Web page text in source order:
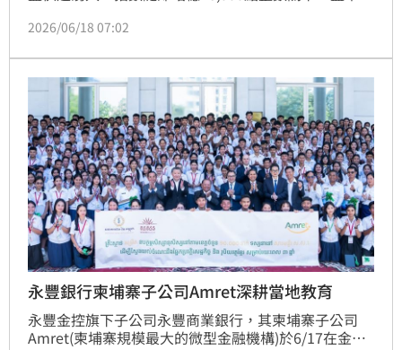
587.81點、漲幅1.28%。投信今反手調節、賣超56.42
（2890）創歷史新高價，投信和外資共掃了合計共4萬
6155張。
2026/06/18 07:02
永豐銀行柬埔寨子公司Amret深耕當地教育
永豐金控旗下子公司永豐商業銀行，其柬埔寨子公司
Amret(柬埔寨規模最大的微型金融機構)於6/17在金邊